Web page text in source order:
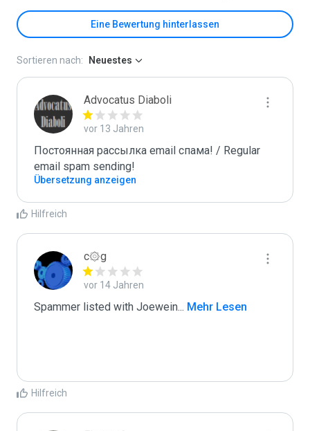
Eine Bewertung hinterlassen
Sortieren nach: Neuestes
Advocatus Diaboli
vor 13 Jahren
Постоянная рассылка email спама! / Regular
email spam sending!
Übersetzung anzeigen
Hilfreich
c۞g
vor 14 Jahren
Spammer listed with Joewein ... Mehr Lesen
Hilfreich